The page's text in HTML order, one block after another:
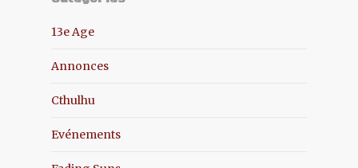
13e Age
Annonces
Cthulhu
Evénements